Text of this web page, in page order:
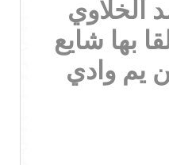
الخلاوي
بها شايع
يم وادي